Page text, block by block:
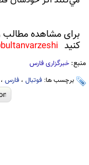
برای مشاهده مطالب
کنید bultanvarzeshi@
منبع: خبرگزاری فارس
برچسب ها: فوتبال ، فارس ،